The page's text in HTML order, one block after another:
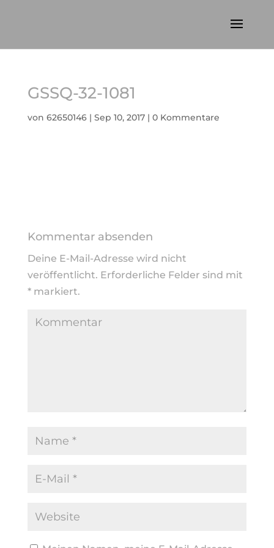
GSSQ-32-1081
von 62650146| Sep 10, 2017| 0 Kommentare
Kommentar absenden
Deine E-Mail-Adresse wird nicht
veröffentlicht. Erforderliche Felder sind mit
*markiert.